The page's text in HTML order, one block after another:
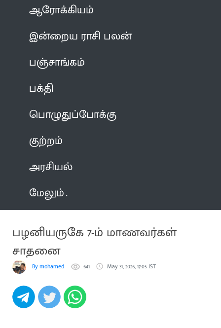
ஆரோக்கியம்
இன்றைய ராசி பலன்
பஞ்சாங்கம்
பக்தி
பொழுதுப்போக்கு
குற்றம்
அரசியல்
மேலும்
பழனியருகே 7-ம் மாணவர்கள்
சாதனை
By mohamed 641 May 31, 2026, 17:05 IST